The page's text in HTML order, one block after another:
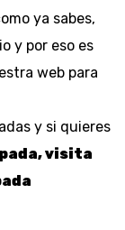
ya sabes,
y por eso es
web para
y si quieres
visita